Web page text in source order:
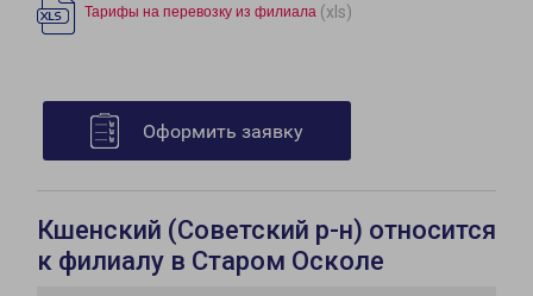
Тарифы на перевозку из филиала (xls)
Оформить заявку
Кшенский (Советский р-н) относится
к филиалу в Старом Осколе